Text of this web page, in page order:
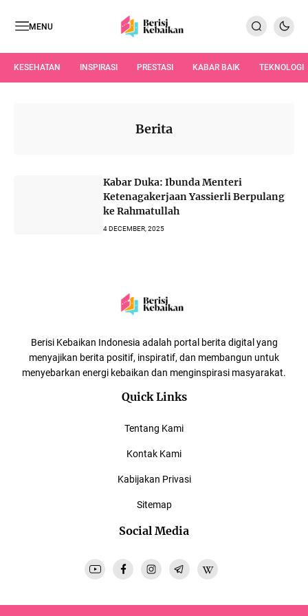
MENU
KESEHATAN INSPIRASI PRESTASI KABAR BAIK TEKNOLOGI
Berita
Kabar Duka: Ibunda Menteri
Ketenagakerjaan Yassierli Berpulang
ke Rahmatullah
4 DECEMBER, 2025
Berisi Kebaikan Indonesia adalah portal berita digital yang
menyajikan berita positif, inspiratif, dan membangun untuk
menyebarkan energi kebaikan dan menginspirasi masyarakat.
Quick Links
Tentang Kami
Kontak Kami
Kabijakan Privasi
Sitemap
Social Media